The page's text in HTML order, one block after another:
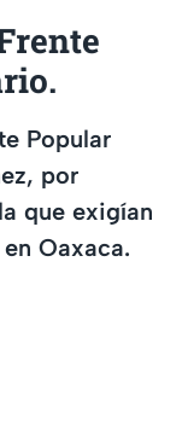
Popular
por
que exigían
Oaxaca.